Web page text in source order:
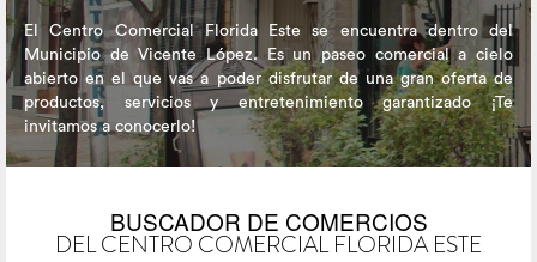
El Centro Comercial Florida Este se encuentra dentro del
Municipio de Vicente López. Es un paseo comercial a cielo
abierto en el que vas a poder disfrutar de una gran oferta de
productos, servicios y entretenimiento garantizado ¡Te
invitamos a conocerlo!
BUSCADOR DE COMERCIOS
DEL CENTRO COMERCIAL FLORIDA ESTE